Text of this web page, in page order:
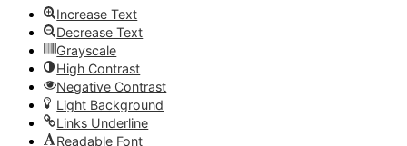
Increase Text
Decrease Text
Grayscale
High Contrast
Negative Contrast
Light Background
Links Underline
Readable Font